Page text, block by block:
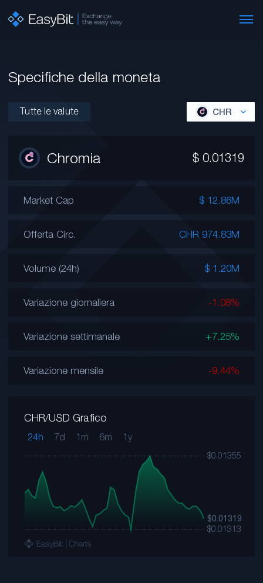
Specifiche della moneta
Tutte le valute CHR
Chromia $ 0.01319
Market Cap $ 12.86M
Offerta Circ. CHR 974.83M
Volume (24h) $ 1.20M
Variazione giornaliera -1.08%
Variazione settimanale +7.25%
Variazione mensile -9.44%
CHR/USD Grafico
24h 7d 1m 6m 1y